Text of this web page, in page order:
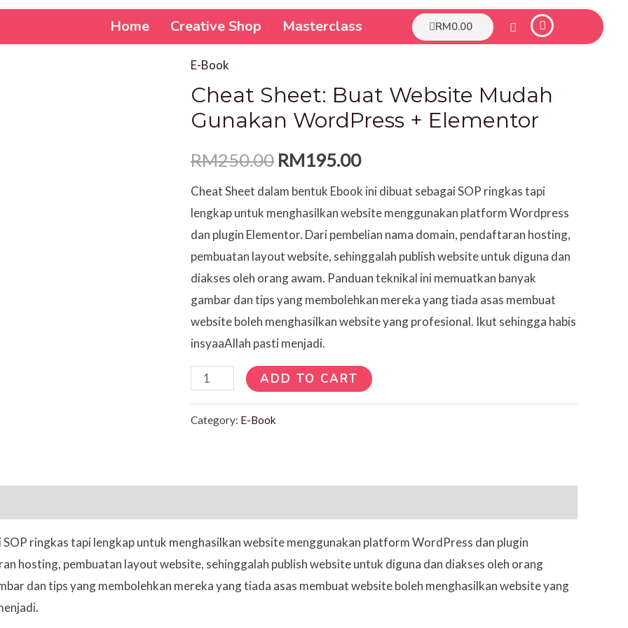
Home Creative Shop Masterclass RM0.00
Cart
E-Book
Cheat Sheet: Buat Website Mudah
Gunakan WordPress + Elementor
RM250.00
price
RM250.00.
RM195.00
price
Cheat Sheet dalam bentuk Ebook ini dibuat sebagai SOP ringkas tapi
lengkap untuk menghasilkan website menggunakan platform Wordpress
dan plugin Elementor. Dari pembelian nama domain, pendaftaran hosting,
pembuatan layout website, sehinggalah publish website untuk diguna dan
diakses oleh orang awam. Panduan teknikal ini memuatkan banyak
gambar dan tips yang membolehkan mereka yang tiada asas membuat
website boleh menghasilkan website yang profesional. Ikut sehingga habis
insyaaAllah pasti menjadi.
Cheat
Sheet:
Buat
Mudah
Wordpress
+
Elementor
quantity
ADD TO CART
Category: E-Book
ringkas tapi lengkap untuk menghasilkan website menggunakan platform WordPress dan plugin
hosting, pembuatan layout website, sehinggalah publish website untuk diguna dan diakses oleh orang
dan tips yang membolehkan mereka yang tiada asas membuat website boleh menghasilkan website yang